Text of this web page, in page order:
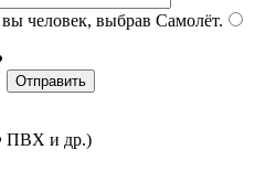
человек, выбрав Самолёт.
ПВХ и др.)